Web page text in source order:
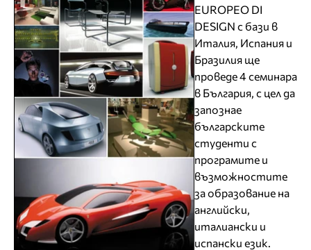
EUROPEO DI
DESIGN с бази в
Италия, Испания и
Бразилия ще
проведе 4 семинара
в България, с цел да
запознае
българските
студенти с
програмите и
възможностите
за образование на
английски,
италиански и
испански език.